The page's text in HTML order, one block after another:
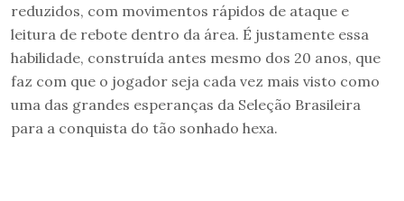
reduzidos, com movimentos rápidos de ataque e
leitura de rebote dentro da área. É justamente essa
habilidade, construída antes mesmo dos 20 anos, que
faz com que o jogador seja cada vez mais visto como
uma das grandes esperanças da Seleção Brasileira
para a conquista do tão sonhado hexa.